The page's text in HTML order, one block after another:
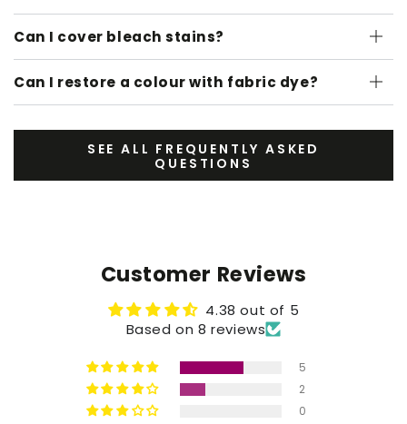
Can I cover bleach stains?
Can I restore a colour with fabric dye?
SEE ALL FREQUENTLY ASKED
QUESTIONS
Customer Reviews
4.38 out of 5
Based on 8 reviews
5
2
0